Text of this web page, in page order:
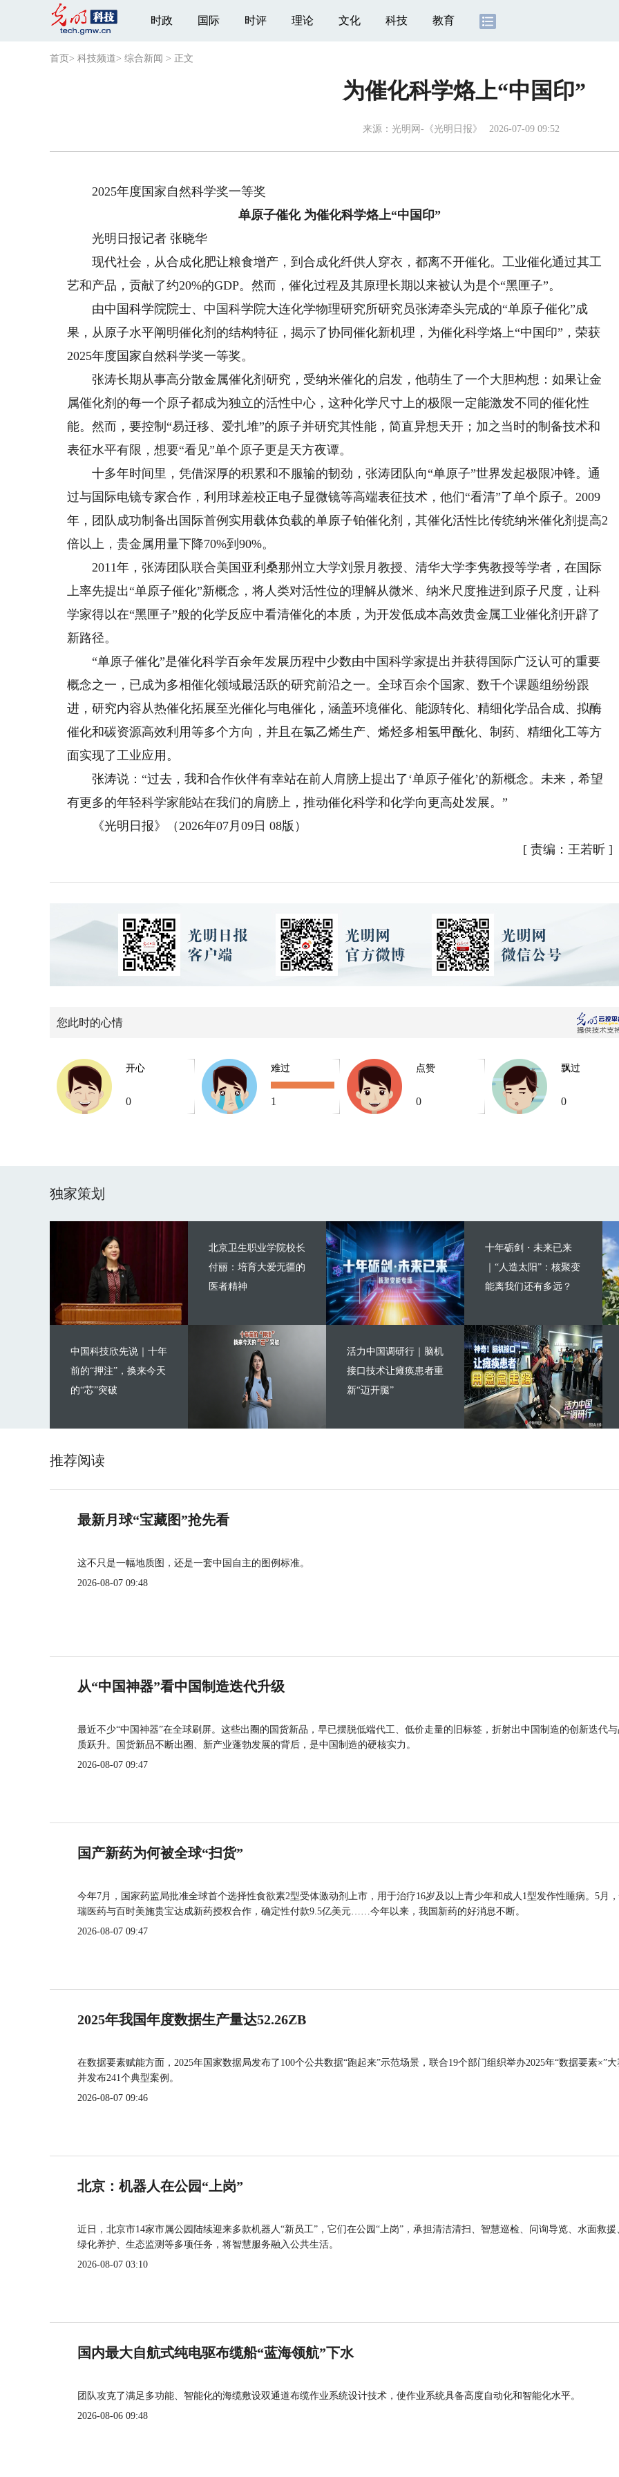
时政 国际 时评 理论 文化 科技 教育
首页 > 科技频道> 综合新闻 > 正文
为催化科学烙上“中国印”
来源： 光明网-《光明日报》 2026-07-09 09:52
2025年度国家自然科学奖一等奖
单原子催化 为催化科学烙上“中国印”
光明日报记者 张晓华
现代社会，从合成化肥让粮食增产，到合成化纤供人穿衣，都离不开催化。工业催化通过其工
艺和产品，贡献了约20%的GDP。然而，催化过程及其原理长期以来被认为是个“黑匣子”。
由中国科学院院士、中国科学院大连化学物理研究所研究员张涛牵头完成的“单原子催化”成
果，从原子水平阐明催化剂的结构特征，揭示了协同催化新机理，为催化科学烙上“中国印”，荣获
2025年度国家自然科学奖一等奖。
张涛长期从事高分散金属催化剂研究，受纳米催化的启发，他萌生了一个大胆构想：如果让金
属催化剂的每一个原子都成为独立的活性中心，这种化学尺寸上的极限一定能激发不同的催化性
能。然而，要控制“易迁移、爱扎堆”的原子并研究其性能，简直异想天开；加之当时的制备技术和
表征水平有限，想要“看见”单个原子更是天方夜谭。
十多年时间里，凭借深厚的积累和不服输的韧劲，张涛团队向“单原子”世界发起极限冲锋。通
过与国际电镜专家合作，利用球差校正电子显微镜等高端表征技术，他们“看清”了单个原子。2009
年，团队成功制备出国际首例实用载体负载的单原子铂催化剂，其催化活性比传统纳米催化剂提高2
倍以上，贵金属用量下降70%到90%。
2011年，张涛团队联合美国亚利桑那州立大学刘景月教授、清华大学李隽教授等学者，在国际
上率先提出“单原子催化”新概念，将人类对活性位的理解从微米、纳米尺度推进到原子尺度，让科
学家得以在“黑匣子”般的化学反应中看清催化的本质，为开发低成本高效贵金属工业催化剂开辟了
新路径。
“单原子催化”是催化科学百余年发展历程中少数由中国科学家提出并获得国际广泛认可的重要
概念之一，已成为多相催化领域最活跃的研究前沿之一。全球百余个国家、数千个课题组纷纷跟
进，研究内容从热催化拓展至光催化与电催化，涵盖环境催化、能源转化、精细化学品合成、拟酶
催化和碳资源高效利用等多个方向，并且在氯乙烯生产、烯烃多相氢甲酰化、制药、精细化工等方
面实现了工业应用。
张涛说：“过去，我和合作伙伴有幸站在前人肩膀上提出了‘单原子催化’的新概念。未来，希望
有更多的年轻科学家能站在我们的肩膀上，推动催化科学和化学向更高处发展。”
《光明日报》（2026年07月09日 08版）
[ 责编：王若昕 ]
您此时的心情
开心
0
难过
1
点赞
0
飘过
0
独家策划
北京卫生职业学院校长
付丽：培育大爱无疆的
医者精神
中国科技欣先说｜十年
前的“押注”，换来今天
的“芯”突破
十年砺剑・未来已来
｜“人造太阳”：核聚变
能离我们还有多远？
活力中国调研行｜脑机
接口技术让瘫痪患者重
新“迈开腿”
推荐阅读
最新月球“宝藏图”抢先看
这不只是一幅地质图，还是一套中国自主的图例标准。
2026-08-07 09:48
从“中国神器”看中国制造迭代升级
最近不少“中国神器”在全球刷屏。这些出圈的国货新品，早已摆脱低端代工、低价走量的旧标签，折射出中国制造的创新迭代
质跃升。国货新品不断出圈、新产业蓬勃发展的背后，是中国制造的硬核实力。
2026-08-07 09:47
国产新药为何被全球“扫货”
今年7月，国家药监局批准全球首个选择性食欲素2型受体激动剂上市，用于治疗16岁及以上青少年和成人1型发作性睡病。5月
瑞医药与百时美施贵宝达成新药授权合作，确定性付款9.5亿美元……今年以来，我国新药的好消息不断。
2026-08-07 09:47
2025年我国年度数据生产量达52.26ZB
在数据要素赋能方面，2025年国家数据局发布了100个公共数据“跑起来”示范场景，联合19个部门组织举办2025年“数据要素×”大
并发布241个典型案例。
2026-08-07 09:46
北京：机器人在公园“上岗”
近日，北京市14家市属公园陆续迎来多款机器人“新员工”，它们在公园“上岗”，承担清洁清扫、智慧巡检、问询导览、水面救援
绿化养护、生态监测等多项任务，将智慧服务融入公共生活。
2026-08-07 03:10
国内最大自航式纯电驱布缆船“蓝海领航”下水
团队攻克了满足多功能、智能化的海缆敷设双通道布缆作业系统设计技术，使作业系统具备高度自动化和智能化水平。
2026-08-06 09:48